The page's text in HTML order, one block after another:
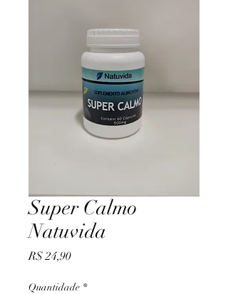
Super Calmo
Natuvida
R$ 24,90Preço
Quantidade *